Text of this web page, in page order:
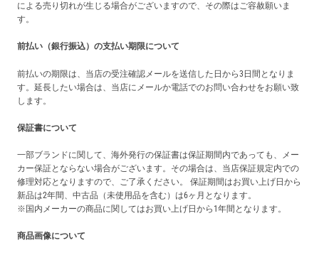
による売り切れが生じる場合がございますので、その際はご容赦願いま
す。
前払い（銀行振込）の支払い期限について
前払いの期限は、当店の受注確認メールを送信した日から3日間となりま
す。延長したい場合は、当店にメールか電話でのお問い合わせをお願い致
します。
保証書について
一部ブランドに関して、海外発行の保証書は保証期間内であっても、メー
カー保証とならない場合がございます。その場合は、当店保証規定内での
修理対応となりますので、ご了承ください。 保証期間はお買い上げ日から
新品は2年間、中古品（未使用品を含む）は6ヶ月となります。
※国内メーカーの商品に関してはお買い上げ日から1年間となります。
商品画像について